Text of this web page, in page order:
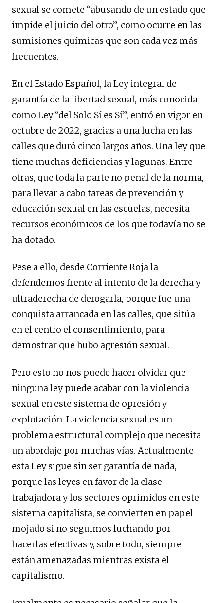
sexual se comete “abusando de un estado que
impide el juicio del otro”, como ocurre en las
sumisiones químicas que son cada vez más
frecuentes.
En el Estado Español, la Ley integral de
garantía de la libertad sexual, más conocida
como Ley “del Solo Sí es Sí”, entró en vigor en
octubre de 2022, gracias a una lucha en las
calles que duró cinco largos años. Una ley que
tiene muchas deficiencias y lagunas. Entre
otras, que toda la parte no penal de la norma,
para llevar a cabo tareas de prevención y
educación sexual en las escuelas, necesita
recursos económicos de los que todavía no se
ha dotado.
Pese a ello, desde Corriente Roja la
defendemos frente al intento de la derecha y
ultraderecha de derogarla, porque fue una
conquista arrancada en las calles, que sitúa
en el centro el consentimiento, para
demostrar que hubo agresión sexual.
Pero esto no nos puede hacer olvidar que
ninguna ley puede acabar con la violencia
sexual en este sistema de opresión y
explotación. La violencia sexual es un
problema estructural complejo que necesita
un abordaje por muchas vías. Actualmente
esta Ley sigue sin ser garantía de nada,
porque las leyes en favor de la clase
trabajadora y los sectores oprimidos en este
sistema capitalista, se convierten en papel
mojado si no seguimos luchando por
hacerlas efectivas y, sobre todo, siempre
están amenazadas mientras exista el
capitalismo.